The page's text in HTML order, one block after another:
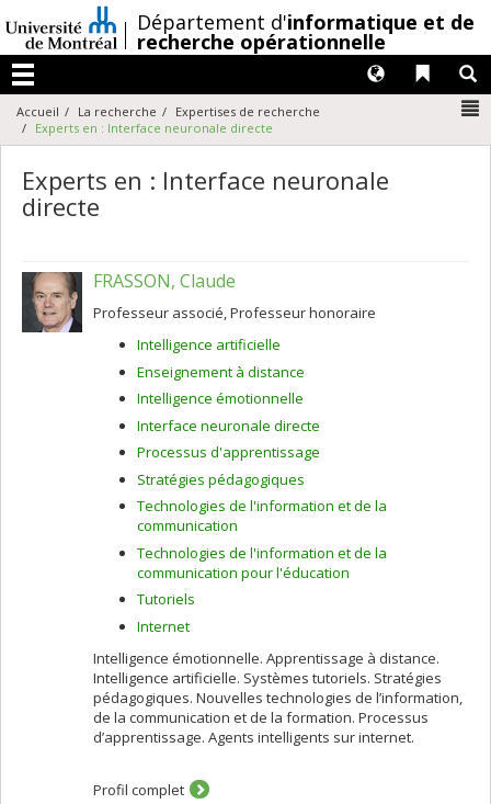
au
contenu
/Département d'informatique et de
recherche opérationnelle
Menu
Liens
Langues
Accueil La recherche
Expertises de recherche
Experts en : Interface neuronale directe
Experts en : Interface neuronale
directe
FRASSON, Claude
Professeur associé, Professeur honoraire
Intelligence artificielle
Enseignement à distance
Intelligence émotionnelle
Interface neuronale directe
Processus d'apprentissage
Stratégies pédagogiques
Technologies de l'information et de la
communication
Technologies de l'information et de la
communication pour l'éducation
Tutoriels
Internet
Intelligence émotionnelle. Apprentissage à distance.
Intelligence artificielle. Systèmes tutoriels. Stratégies
pédagogiques. Nouvelles technologies de l’information,
de la communication et de la formation. Processus
d’apprentissage. Agents intelligents sur internet.
Profil complet